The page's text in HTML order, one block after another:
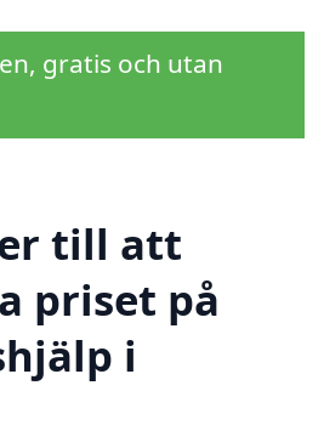
gratis och utan
till att
priset på
i